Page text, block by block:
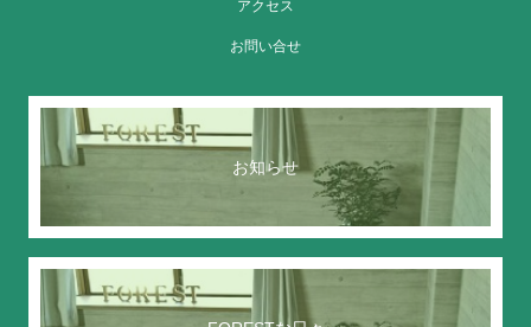
アクセス
お問い合せ
お知らせ